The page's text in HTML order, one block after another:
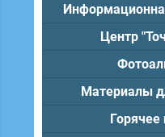
Центр
Материалы
Горячее